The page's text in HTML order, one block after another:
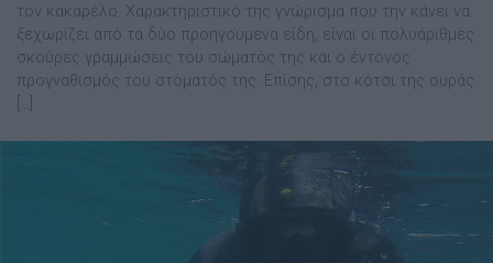
τον κακαρέλο. Χαρακτηριστικό της γνώρισμα που την κάνει να
ξεχωρίζει από τα δύο προηγούμενα είδη, είναι οι πολυάριθμες
σκούρες γραμμώσεις του σώματός της και ο έντονος
προγναθισμός του στόματός της. Επίσης, στο κότσι της ουράς